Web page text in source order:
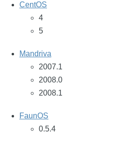
CentOS
4
5
Mandriva
2007.1
2008.0
2008.1
FaunOS
0.5.4